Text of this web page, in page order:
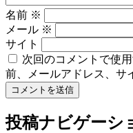
名前 ※
メール ※
サイト
次回のコメントで使
前、メールアドレス、サ
投稿ナビゲーシ